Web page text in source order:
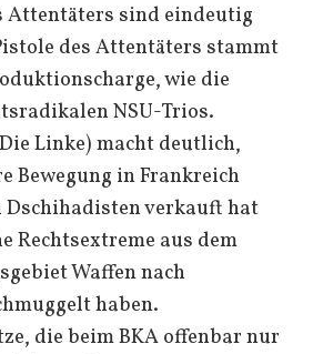
Attentäters sind eindeutig
des Attentäters stammt
wie die
NSU-Trios.
Linke) macht deutlich,
Bewegung in Frankreich
Dschihadisten verkauft hat
Rechtsextreme aus dem
Waffen nach
haben.
die beim BKA offenbar nur